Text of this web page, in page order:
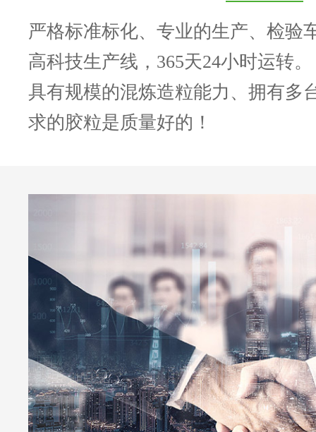
严格标准标化、专业的生产、检验
高科技生产线，365天24小时运转。
具有规模的混炼造粒能力、拥有多
求的胶粒是质量好的！